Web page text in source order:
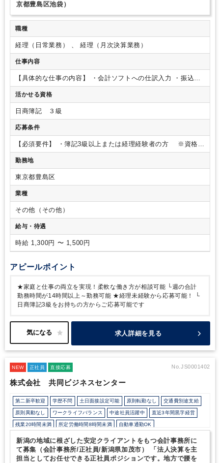
1日5時間以内でもOK
残業少なめ 残業月10時間未満 扶養控除内 オフィスカジュアルOK
派遣スタッフ活躍中
ルーティンワークがメイン 業務手順等のOJT 土日祝休み
京都豊島区池袋）
職種
経理（日常業務） 、 経理（月次決算業務）
仕事内容
【具体的な仕事の内容】 ・会計ソフトへの仕訳入力
・振込作
業・その他、経理・事務業務全般・書類の整理・社内総務
（名刺管理・掃除） など
と事務に集中できる環境です。
り取りが発生する場合もあります。
活かせる資格
日商簿記 ３級
応募条件
【必須要件】 ・簿記3級以上または経理経験者の方 ※資格が
あれば業務未経験OK・Googleスプレッドシートなど基本的な
PC操作が出来る方
・会計ソフトの使用経験がある方
＜人物像＞・意欲的に取り組める方
事に気づくことができる方
勤務地
東京都豊島区
業種
その他（その他）
給与・待遇
時給 1,300円 〜 1,500円
アピールポイント
★家庭と仕事の両立を実現！柔軟な働き方が相談可能 └週の合計
勤務時間が14時間以上～勤務可能 ★経理未経験から応募可能！
└
日商簿記3級をお持ちの方からご応募可能です
求人詳細を見る
NEW 正社員 直接応募 No.JS0001402
株式会社 共同ビジネスセンター
第二新卒歓迎 学歴不問 土日面接設定可能 原則転勤なし 交通費別途支給
原則異動なし ワークライフバランス 中途社員活躍中 直近3年間黒字経営
残業20時間未満 所定労働時間8時間未満 自動車通勤OK
オフィスカジュアルOK 研修・資格取得支援 持株会・ストックオプションあり
退職金制度 寮・社宅・家賃・住宅補助 地域密着 医療に強み 建設に強み
製造に強み
新潟の地域に根ざした安定クライアントをもつ会計事務所に
て募集（会計事務所/正社員/新潟県加茂市） 「法人決算を主
担当としてお任せできる正社員ポジションです。地方で腰を